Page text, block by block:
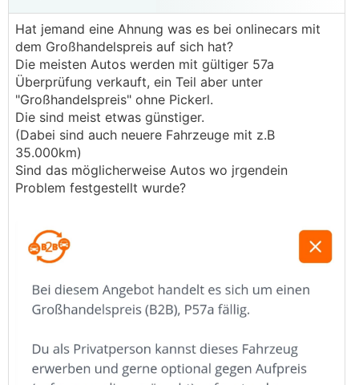
Hat jemand eine Ahnung was es bei onlinecars mit
dem Großhandelspreis auf sich hat?
Die meisten Autos werden mit gültiger 57a
Überprüfung verkauft, ein Teil aber unter
"Großhandelspreis" ohne Pickerl.
Die sind meist etwas günstiger.
(Dabei sind auch neuere Fahrzeuge mit z.B
35.000km)
Sind das möglicherweise Autos wo jrgendein
Problem festgestellt wurde?